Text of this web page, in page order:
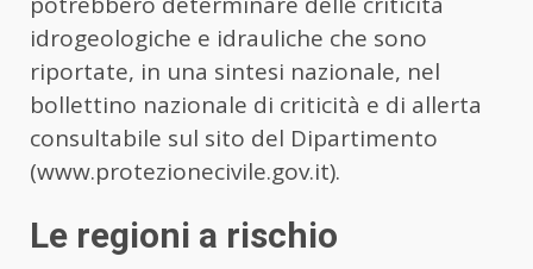
idrogeologiche e idrauliche che sono
riportate, in una sintesi nazionale, nel
bollettino nazionale di criticità e di allerta
consultabile sul sito del Dipartimento
(www.protezionecivile.gov.it).
Le regioni a rischio